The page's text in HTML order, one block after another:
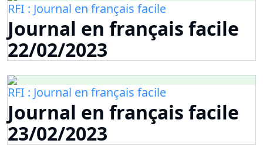
RFI : Journal en français facile
Journal en français facile
22/02/2023
RFI : Journal en français facile
Journal en français facile
23/02/2023